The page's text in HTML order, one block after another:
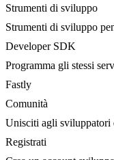
Strumenti di sviluppo
Strumenti di sviluppo
Developer SDK
Programma gli stessi
Fastly
Comunità
Unisciti agli sviluppatori
Registrati